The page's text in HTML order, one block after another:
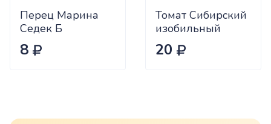
Перец Марина
Седек Б
8
Томат Сибирский
изобильный
Сиб.сад Ц
20